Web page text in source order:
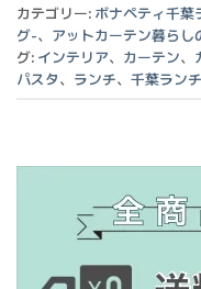
カテゴリー: ボナペティ千葉
グ-、 アットカーテン暮らし
グ: インテリア、 カーテン、
パスタ、 ランチ、 千葉ランチ